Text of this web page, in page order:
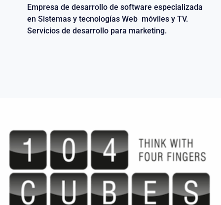
Empresa de desarrollo de software especializada
en Sistemas y tecnologías Web móviles y TV.
Servicios de desarrollo para marketing.